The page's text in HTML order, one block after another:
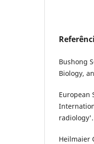
Bushong
Biology,
European
Heilmaier